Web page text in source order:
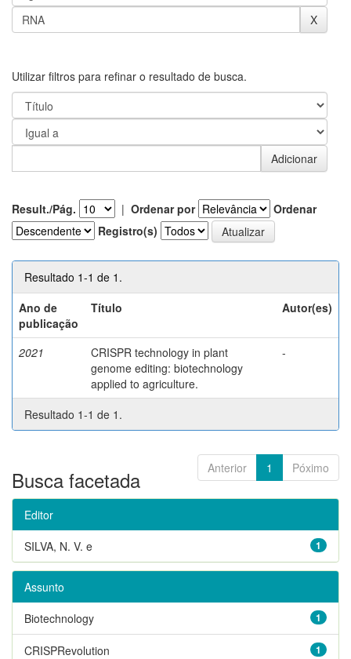
Utilizar filtros para refinar o resultado de busca.
Result./Pág. | Ordenar por
Ordenar
Registro(s)
Resultado 1-1 de 1.
Ano de
publicação
Título Autor(es)
2021
CRISPR technology in plant
genome editing: biotechnology
applied to agriculture.
-
Resultado 1-1 de 1.
Anterior 1 Póximo
Busca facetada
Editor
1
SILVA, N. V. e
Assunto
1
Biotechnology
1
CRISPRevolution